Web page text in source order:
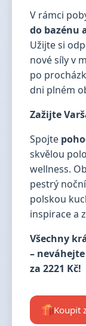
V rámci
do bazénu
Užijte si
nové síly v
po
dni plném
Zažijte
Spojte
skvělou
wellness.
pestrý
polskou
inspirace a
Všechny
–
za 2221 Kč!
Koupit